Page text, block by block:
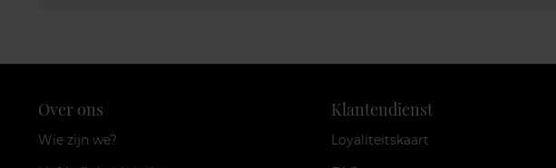
Over ons
Wie zijn we?
Klantendienst
Loyaliteitskaart